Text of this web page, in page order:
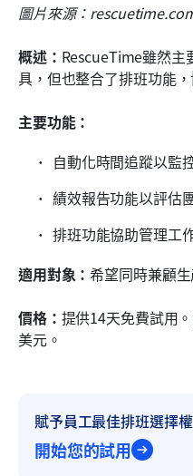
圖片來源：
概述： RescueTime雖然主
具，但也整合了排班功能
主要功能：
自動化時間追蹤以監
績效報告功能以評估
排班功能協助管理工
適用對象：希望同時兼顧
價格： 提供14天免費試用
美元。
賦予員工最佳排班選擇權
開始您的試用